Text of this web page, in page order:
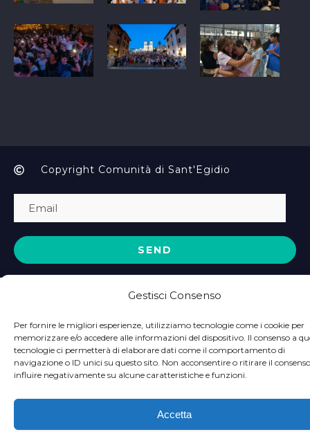
Gestisci Consenso
Per fornire le migliori esperienze, utilizziamo tecnologie come i cookie per
memorizzare e/o accedere alle informazioni del dispositivo. Il consenso a
tecnologie ci permetterà di elaborare dati come il comportamento di
navigazione o ID unici su questo sito. Non acconsentire o ritirare il
influire negativamente su alcune caratteristiche e funzioni.
Accetta
Copyright Comunità di Sant'Egidio